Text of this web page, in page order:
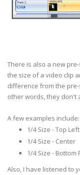
There is also a new
the size of a video clip
difference from the
other words, they don't
A few examples include:
1/4 Size - Top Left
1/4 Size - Center
1/4 Size - Bottom
Also, I have listened to